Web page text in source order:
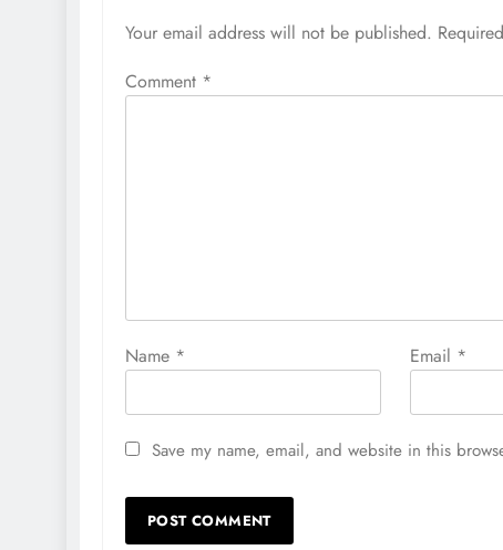
Your email address will not be published.
Comment *
Name * Email *
Save my name, email, and website in this